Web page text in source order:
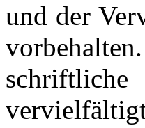
und der
schriftliche